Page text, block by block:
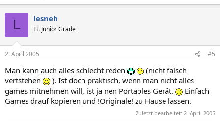
L lesneh
Lt. Junior Grade
2. April 2005 #5
Man kann auch alles schlecht reden
(nicht falsch
vertstehen
). Ist doch praktisch, wenn man nicht alles
games mitnehmen will, ist ja nen Portables Gerät.
Einfach
Games drauf kopieren und !Originale! zu Hause lassen.
Zuletzt bearbeitet: 2. April 2005